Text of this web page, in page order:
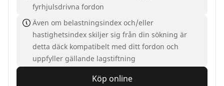
fyrhjulsdrivna fordon
Även om belastningsindex och/eller
hastighetsindex skiljer sig från din sökning är
detta däck kompatibelt med ditt fordon och
uppfyller gällande lagstiftning
Köp online